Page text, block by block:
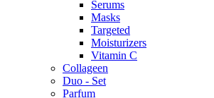
Serums
Masks
Targeted
Moisturizers
Vitamin C
Collageen
Duo - Set
Parfum